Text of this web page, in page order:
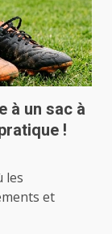
à un sac à
!
les
et